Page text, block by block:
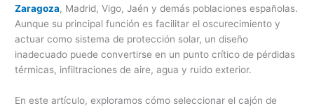
Zaragoza, Madrid, Vigo, Jaén y demás poblaciones españolas.
Aunque su principal función es facilitar el oscurecimiento y
actuar como sistema de protección solar, un diseño
inadecuado puede convertirse en un punto crítico de pérdidas
térmicas, infiltraciones de aire, agua y ruido exterior.
En este artículo, exploramos cómo seleccionar el cajón de